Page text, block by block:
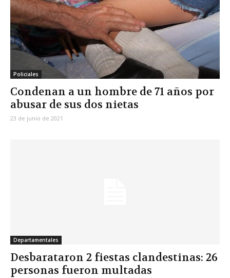
Policiales
Condenan a un hombre de 71 años por
abusar de sus dos nietas
23 de junio de 2021
Departamentales
Desbarataron 2 fiestas clandestinas: 26
personas fueron multadas